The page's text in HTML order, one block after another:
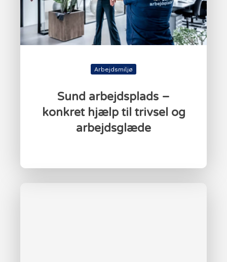
Arbejdsmiljø
Sund arbejdsplads –
konkret hjælp til trivsel og
arbejdsglæde